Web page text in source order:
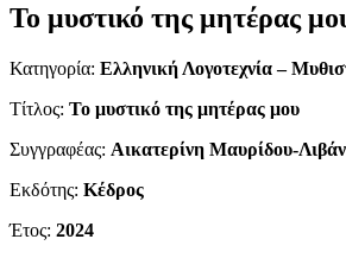
Το μυστικό της μητέρας
Κατηγορία: Ελληνική Λογοτεχνία –
Τίτλος: Το μυστικό της μητέρας μου
Συγγραφέας: Αικατερίνη Μαυρίδου-
Εκδότης: Κέδρος
Έτος: 2024